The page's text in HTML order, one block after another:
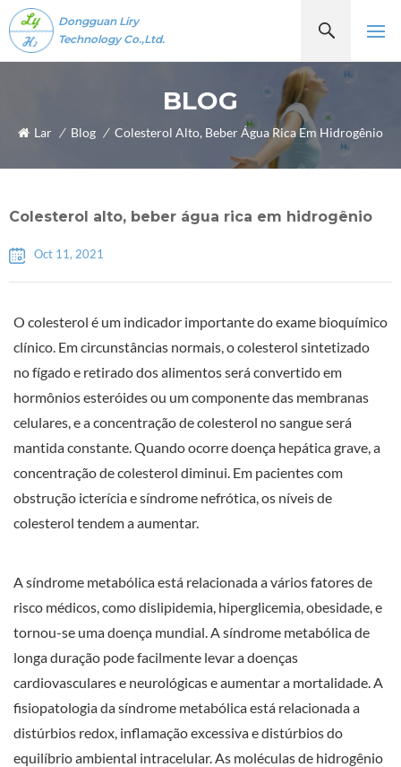
Dongguan Liry
Technology Co.,Ltd.
BLOG
Lar / Blog / Colesterol Alto, Beber Água Rica Em Hidrogênio
Colesterol alto, beber água rica em hidrogênio
Oct 11, 2021
O colesterol é um indicador importante do exame bioquímico
clínico. Em circunstâncias normais, o colesterol sintetizado
no fígado e retirado dos alimentos será convertido em
hormônios esteróides ou um componente das membranas
celulares, e a concentração de colesterol no sangue será
mantida constante. Quando ocorre doença hepática grave, a
concentração de colesterol diminui. Em pacientes com
obstrução icterícia e síndrome nefrótica, os níveis de
colesterol tendem a aumentar.
A síndrome metabólica está relacionada a vários fatores de
risco médicos, como dislipidemia, hiperglicemia, obesidade, e
tornou-se uma doença mundial. A síndrome metabólica de
longa duração pode facilmente levar a doenças
cardiovasculares e neurológicas e aumentar a mortalidade. A
fisiopatologia da síndrome metabólica está relacionada a
distúrbios redox, inflamação excessiva e distúrbios do
equilíbrio ambiental intracelular. As moléculas de hidrogênio